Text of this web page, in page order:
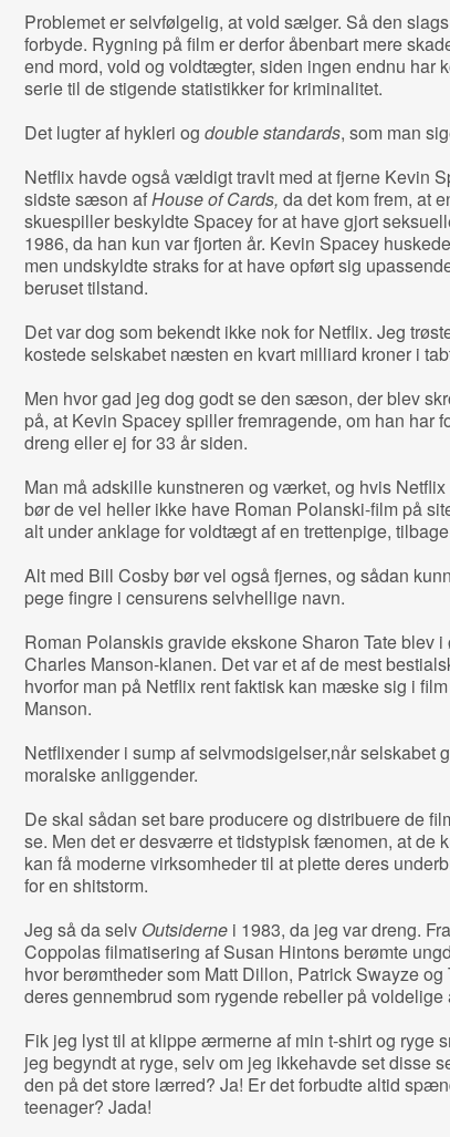
Problemet er selvfølgelig, at vold sælger. Så den
forbyde. Rygning på film er derfor åbenbart mere
end mord, vold og voldtægter, siden ingen endnu har
serie til de stigende statistikker for kriminalitet.
Det lugter af hykleri og double standards, som man
Netflix havde også vældigt travlt med at fjerne Kevin
sidste sæson afHouse of Cards, da det kom frem, at
skuespiller beskyldte Spacey for at have gjort
1986, da han kun var fjorten år. Kevin Spacey
men undskyldte straks for at have opført sig
beruset tilstand.
Det var dog som bekendt ikke nok for Netflix. Jeg
kostede selskabet næsten en kvart milliard kroner i
Men hvor gad jeg dog godt se den sæson, der blev
på, at Kevin Spacey spiller fremragende, om han har
dreng eller ej for 33 år siden.
Man må adskille kunstneren og værket, og hvis Netflix
bør de vel heller ikke have Roman Polanski-film på
alt under anklage for voldtægt af en trettenpige,
Alt med Bill Cosby bør vel også fjernes, og sådan
pege fingre i censurens selvhellige navn.
Roman Polanskis gravide ekskone Sharon Tate blev i
Charles Manson-klanen. Det var et af de mest
hvorfor man på Netflix rent faktisk kan mæske sig i
Manson.
Netflixender i sump af selvmodsigelser,når selskabet
moralske anliggender.
De skal sådan set bare producere og distribuere de
se. Men det er desværre et tidstypisk fænomen, at de
kan få moderne virksomheder til at plette deres
for en shitstorm.
Jeg så da selv Outsidernei 1983, da jeg var dreng.
Coppolas filmatisering af Susan Hintons berømte
hvor berømtheder som Matt Dillon, Patrick Swayze og
deres gennembrud som rygende rebeller på voldelige
Fik jeg lyst til at klippe ærmerne af min t-shirt og ryge
jeg begyndt at ryge, selv om jeg ikkehavde set disse
den på det store lærred? Ja! Er det forbudte altid
teenager? Jada!